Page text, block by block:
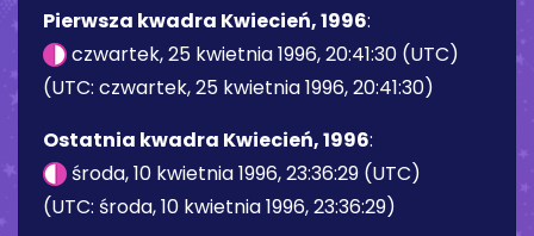
Pierwsza kwadra Kwiecień, 1996:
czwartek, 25 kwietnia 1996, 20:41:30 (UTC)
(UTC: czwartek, 25 kwietnia 1996, 20:41:30)
Ostatnia kwadra Kwiecień, 1996:
środa, 10 kwietnia 1996, 23:36:29 (UTC)
(UTC: środa, 10 kwietnia 1996, 23:36:29)